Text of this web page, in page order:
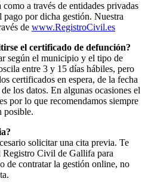
a través de entidades privadas
pago por dicha gestión. Nuestra
de www.RegistroCivil.es
el certificado de defunción?
según el municipio y el tipo de
entre 3 y 15 días hábiles, pero
certificados en espera, de la fecha
los datos. En algunas ocasiones el
por lo que recomendamos siempre
posible.
solicitar una cita previa. Te
Registro Civil de Gallifa para
de contratar la gestión online, no